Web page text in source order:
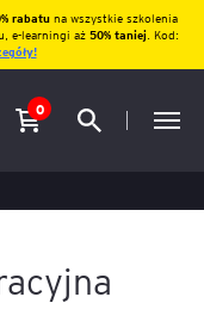
rabatu na wszystkie szkolenia
e-learningi aż 50% taniej. Kod:
0